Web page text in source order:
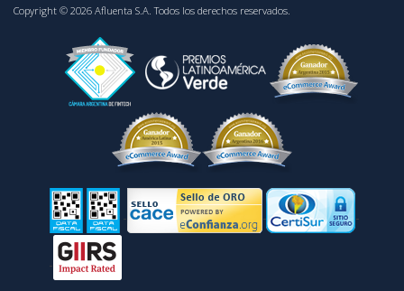
Copyright © 2026 Afluenta S.A. Todos los derechos reservados.